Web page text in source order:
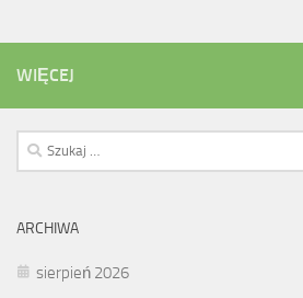
WIĘCEJ
Szukaj:
ARCHIWA
sierpień 2026